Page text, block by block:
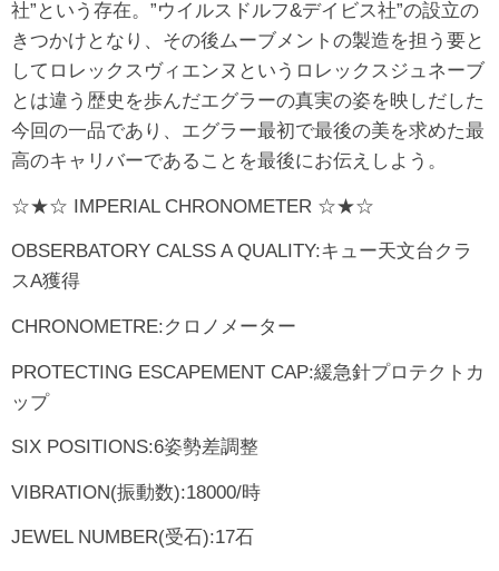
社”という存在。”ウイルスドルフ&デイビス社”の設立の
きつかけとなり、その後ムーブメントの製造を担う要と
してロレックスヴィエンヌというロレックスジュネーブ
とは違う歴史を歩んだエグラーの真実の姿を映しだした
今回の一品であり、エグラー最初で最後の美を求めた最
高のキャリバーであることを最後にお伝えしよう。
☆★☆ IMPERIAL CHRONOMETER ☆★☆
OBSERBATORY CALSS A QUALITY:キュー天文台クラ
スA獲得
CHRONOMETRE:クロノメーター
PROTECTING ESCAPEMENT CAP:緩急針プロテクトカ
ップ
SIX POSITIONS:6姿勢差調整
VIBRATION(振動数):18000/時
JEWEL NUMBER(受石):17石